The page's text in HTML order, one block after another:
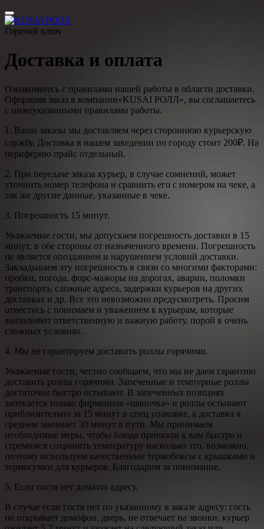
Горячий ключ
Доставка и оплата
Ознакомьтесь с правилами нашей работы в области доставки.
Оформляя заказ в компании«KUSAI РОЛЛ», вы соглашаетесь
с нижеуказанными правилами работы.
1. Ваши заказы мы доставляем через стороннюю курьерскую
службу. Доставка в нашем заведении по городу стоит 200₽. На
периферию прайс отдельный.
2. При передаче заказа курьер, в случае сомнений, может
уточнить номер телефона и сравнить его с номером на чеке, а
так же другие данные, указанные в чеке.
3. Погрешность 15 минут.
Уважаемые гости, мы допускаем погрешность доставки в 15
минут, в обе стороны от назначенного времени. Погрешность
не является опозданием и нарушением условий доставки.
Закладываем эту погрешность в связи со многими факторами:
пробки, погода, форс-мажоры на дорогах, аварии, поломки
транспорта, сложные адреса, задержки курьеров на других
доставках и др. Все это невозможно предусмотреть. Просим
отнестись с понимаем и уважением к курьерам, которые
выполняют ответственную и важную работу, порой в очень
сложных условиях.
4. Мы не гарантируем доставить роллы горячими.
Уважаемые гости, честно сообщаем, что мы не даем гарантию
доставить роллы горячими. Запеченные и темпурные роллы
достаточно быстро остывают. В запеченных позициях
запекается только фирменная «шапочка» и роллы остывают
приблизительно за 15 минут в спец.упаковке, а доставка в
среднем занимает 30 минут в пути. Мы принимаем
необходимые меры, чтобы блюда приехали к вам быстро и
стремимся сохранить температуру насколько это, возможно,
поэтому используем качественные термобоксы с крышками и
термосумки для курьеров. Благодарим за понимание.
5. Если гостя нет дома\по адресу.
В случае если гостя нет по указанному в заказе адресу: гость
не открывает домофон, дверь, не отвечает на звонки, курьер